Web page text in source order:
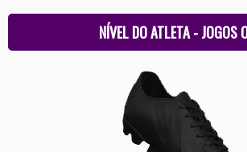
NÍVEL DO ATLETA - JOGOS